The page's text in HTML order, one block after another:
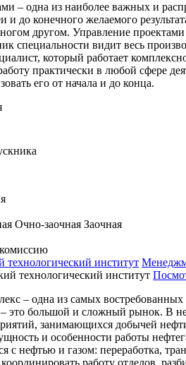
– одна из наиболее важных и
и до конечного желаемого
другом. Управление
специальности видит весь
который работает
практически в любой сфере
его от начала и до конца.
Очно-заочная Заочная
институт
– одна из самых
– это большой и сложный рынок. В
занимающихся добычей
и особенности работы
с нефтью и газом: переработка,